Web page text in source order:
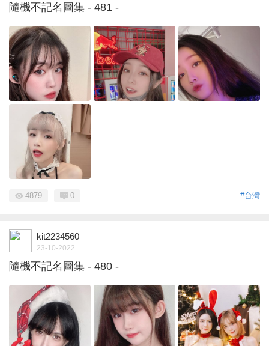
隨機不記名圖集 - 481 -
#台灣
4879 0
kit2234560
23-10-2022
隨機不記名圖集 - 480 -